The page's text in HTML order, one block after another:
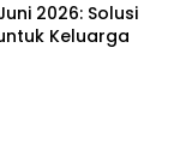
2026: Solusi
Keluarga